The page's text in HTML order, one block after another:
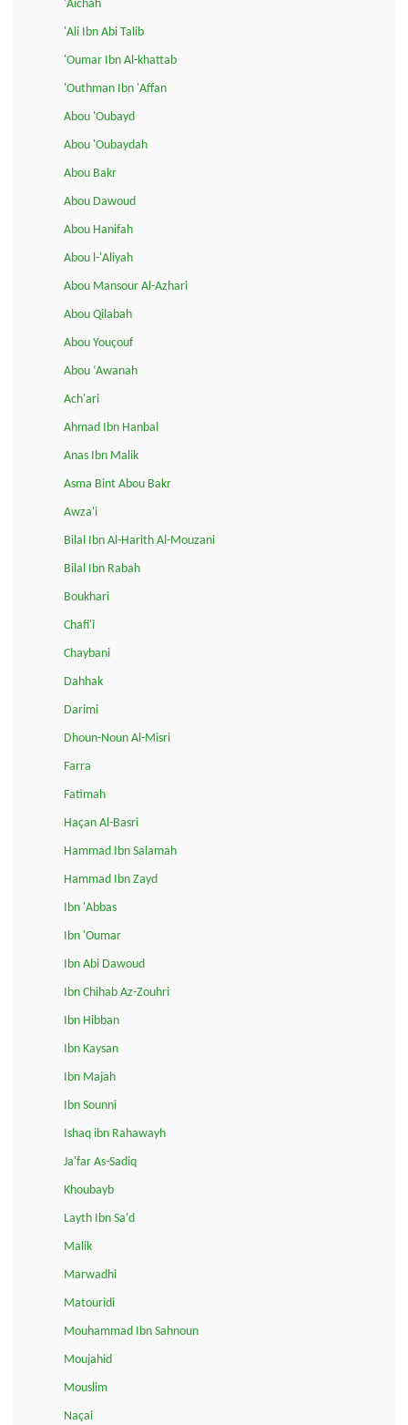
'Aichah
'Ali Ibn Abi Talib
'Oumar Ibn Al-khattab
'Outhman Ibn 'Affan
Abou 'Oubayd
Abou 'Oubaydah
Abou Bakr
Abou Dawoud
Abou Hanifah
Abou l-'Aliyah
Abou Mansour Al-Azhari
Abou Qilabah
Abou Youçouf
Abou ‘Awanah
Ach'ari
Ahmad Ibn Hanbal
Anas Ibn Malik
Asma Bint Abou Bakr
Awza'i
Bilal Ibn Al-Harith Al-Mouzani
Bilal Ibn Rabah
Boukhari
Chafi'i
Chaybani
Dahhak
Darimi
Dhoun-Noun Al-Misri
Farra
Fatimah
Haçan Al-Basri
Hammad Ibn Salamah
Hammad Ibn Zayd
Ibn 'Abbas
Ibn 'Oumar
Ibn Abi Dawoud
Ibn Chihab Az-Zouhri
Ibn Hibban
Ibn Kaysan
Ibn Majah
Ibn Sounni
Ishaq ibn Rahawayh
Ja'far As-Sadiq
Khoubayb
Layth Ibn Sa'd
Malik
Marwadhi
Matouridi
Mouhammad Ibn Sahnoun
Moujahid
Mouslim
Naçai